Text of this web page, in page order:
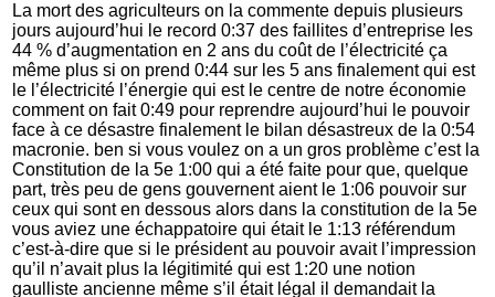
La mort des agriculteurs on la commente depuis plusieurs
jours aujourd’hui le record 0:37 des faillites d’entreprise les
44 % d’augmentation en 2 ans du coût de l’électricité ça
même plus si on prend 0:44 sur les 5 ans finalement qui est
le l’électricité l’énergie qui est le centre de notre économie
comment on fait 0:49 pour reprendre aujourd’hui le pouvoir
face à ce désastre finalement le bilan désastreux de la 0:54
macronie. ben si vous voulez on a un gros problème c’est la
Constitution de la 5e 1:00 qui a été faite pour que, quelque
part, très peu de gens gouvernent aient le 1:06 pouvoir sur
ceux qui sont en dessous alors dans la constitution de la 5e
vous aviez une échappatoire qui était le 1:13 référendum
c’est-à-dire que si le président au pouvoir avait l’impression
qu’il n’avait plus la légitimité qui est 1:20 une notion
gaulliste ancienne même s’il était légal il demandait la